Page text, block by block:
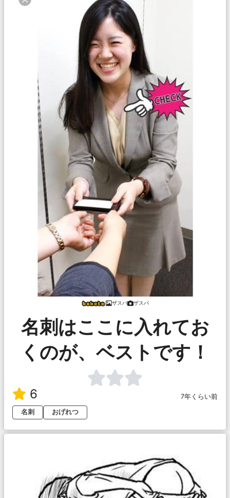
ザスパ ザスパ
名刺はここに入れてお
くのが、ベストです！
6
7年くらい前
名刺
おげれつ